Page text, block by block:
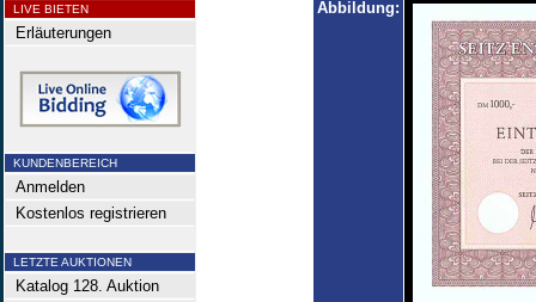
LIVE BIETEN
Erläuterungen
KUNDENBEREICH
Anmelden
Kostenlos registrieren
LETZTE AUKTIONEN
Katalog 128. Auktion
Abbildung: